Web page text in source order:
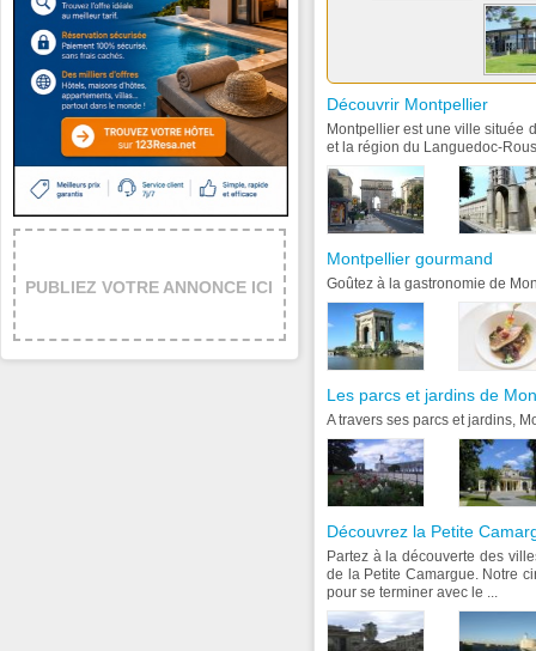
Découvrir Montpellier
Montpellier est une ville située
et la région du Languedoc-
Montpellier gourmand
Goûtez à la gastronomie de
Les parcs et jardins de
A travers ses parcs et jardins,
Découvrez la Petite
Partez à la découverte des
de la Petite Camargue. Notre
pour se terminer avec le ...
PUBLIEZ VOTRE ANNONCE ICI